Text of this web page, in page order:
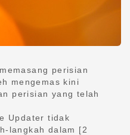
perisian
mengemas kini
perisian yang telah
Updater tidak
langkah dalam [2